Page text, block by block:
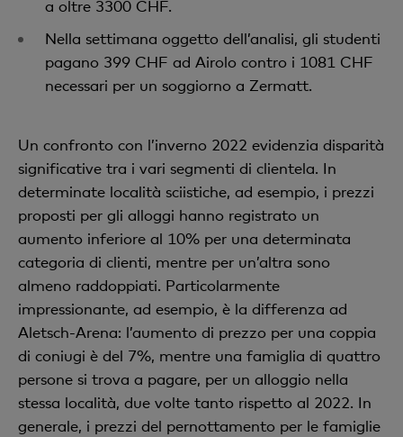
a oltre 3300 CHF.
Nella settimana oggetto dell’analisi, gli studenti
pagano 399 CHF ad Airolo contro i 1081 CHF
necessari per un soggiorno a Zermatt.
Un confronto con l’inverno 2022 evidenzia disparità
significative tra i vari segmenti di clientela. In
determinate località sciistiche, ad esempio, i prezzi
proposti per gli alloggi hanno registrato un
aumento inferiore al 10% per una determinata
categoria di clienti, mentre per un’altra sono
almeno raddoppiati. Particolarmente
impressionante, ad esempio, è la differenza ad
Aletsch-Arena: l’aumento di prezzo per una coppia
di coniugi è del 7%, mentre una famiglia di quattro
persone si trova a pagare, per un alloggio nella
stessa località, due volte tanto rispetto al 2022. In
generale, i prezzi del pernottamento per le famiglie